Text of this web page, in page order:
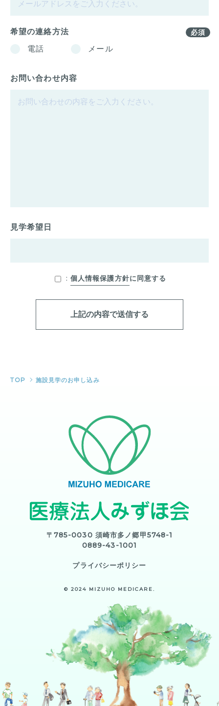
希望の連絡方法 必須
電話 メール
お問い合わせ内容
見学希望日
: 個人情報保護方針に同意する
TOP 施設見学のお申し込み
〒785-0030 須崎市多ノ郷甲5748-1
0889-43-1001
プライバシーポリシー
© 2024 MIZUHO MEDICARE.